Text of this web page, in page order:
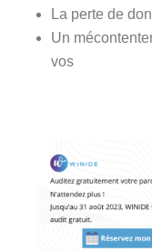
La perte de
Un
vos